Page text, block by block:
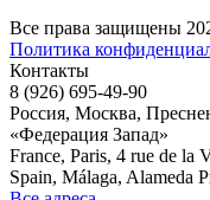
Все права защищены
Политика
Контакты
8 (926) 695-49-90
Россия, Москва,
«Федерация Запад»
France, Paris, 4 rue de la
Spain, Málaga, Alameda